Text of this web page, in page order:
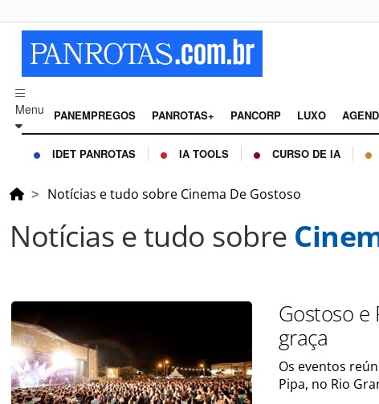
Menu PANEMPREGOS PANROTAS+ PANCORP LUXO
IDET PANROTAS IA TOOLS CURSO DE IA
Notícias e tudo sobre Cinema De Gostoso
Notícias e tudo sobre
Gostoso e
graça
Os eventos
Pipa, no Rio